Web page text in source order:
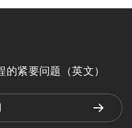
紧要问题（英文）